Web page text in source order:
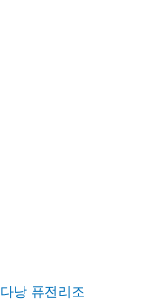
낭 퓨전리조